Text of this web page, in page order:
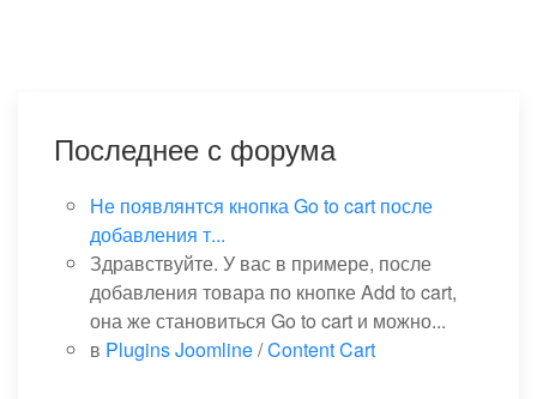
Последнее с форума
Не появлянтся кнопка Go to cart после
добавления т...
Здравствуйте. У вас в примере, после
добавления товара по кнопке Add to cart,
она же становиться Go to cart и можно...
в Plugins Joomline/Content Cart